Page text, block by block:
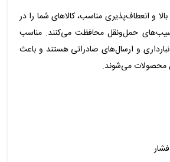
و انعطاف‌پذیری مناسب، کالاهای شما را در
حمل‌ونقل محافظت می‌کنند. مناسب
و ارسال‌های صادراتی هستند و باعث
محصولات می‌شوند.